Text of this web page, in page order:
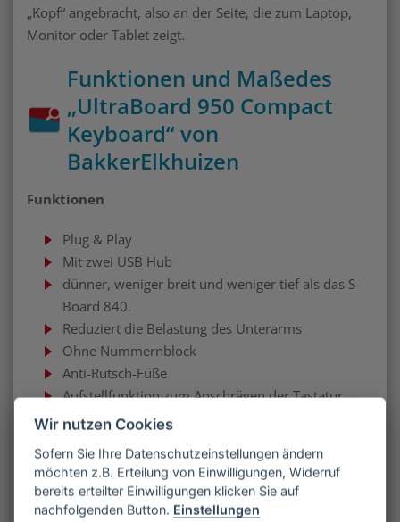
„Kopf“ angebracht, also an der Seite, die zum Laptop,
Monitor oder Tablet zeigt.
Funktionen und Maßedes
„UltraBoard 950 Compact
Keyboard“ von
BakkerElkhuizen
Funktionen
Plug & Play
Mit zwei USB Hub
dünner, weniger breit und weniger tief als das S-
Board 840.
Reduziert die Belastung des Unterarms
Ohne Nummernblock
Anti-Rutsch-Füße
Aufstellfunktion zum Anschrägen der Tastatur
Maße
28,5 x 1,9 x 14,7 cm (B /H/T)
12 cm Kabellänge
Wir nutzen Cookies
Sofern Sie Ihre Datenschutzeinstellungen ändern
möchten z.B. Erteilung von Einwilligungen, Widerruf
bereits erteilter Einwilligungen klicken Sie auf
nachfolgenden Button. Einstellungen